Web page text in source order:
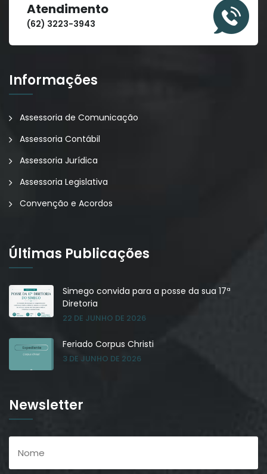
Atendimento
(62) 3223-3943
Informações
Assessoria de Comunicação
Assessoria Contábil
Assessoria Jurídica
Assessoria Legislativa
Convenção e Acordos
Últimas Publicações
Simego convida para a posse da sua 17ª
Diretoria
22 DE JUNHO DE 2026
Feriado Corpus Christi
3 DE JUNHO DE 2026
Newsletter